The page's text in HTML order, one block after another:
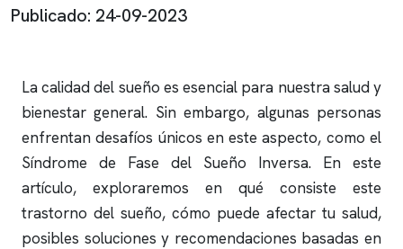
Publicado: 24-09-2023
La calidad del sueño es esencial para nuestra salud y
bienestar general. Sin embargo, algunas personas
enfrentan desafíos únicos en este aspecto, como el
Síndrome de Fase del Sueño Inversa. En este
artículo, exploraremos en qué consiste este
trastorno del sueño, cómo puede afectar tu salud,
posibles soluciones y recomendaciones basadas en